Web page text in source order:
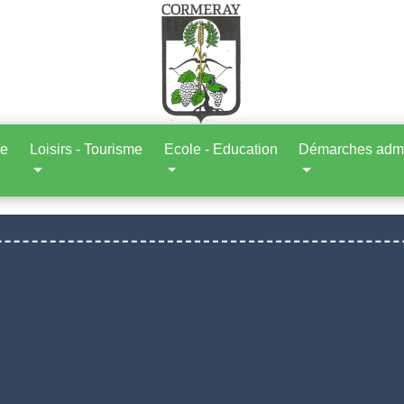
Loisirs - Tourisme Ecole - Education Démarches